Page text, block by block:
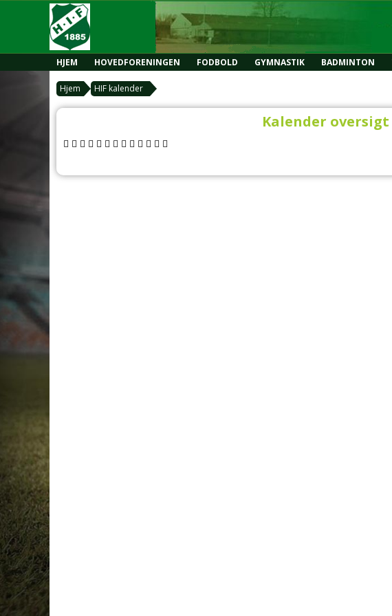
HJEM HOVEDFORENINGEN FODBOLD GYMNASTIK BADMINTON
Hjem HIF kalender
Kalender oversigt
            